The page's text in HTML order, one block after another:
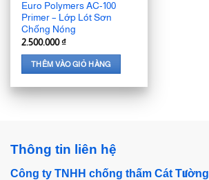
Euro Polymers AC-100
Primer – Lớp Lót Sơn
Chống Nóng
2.500.000₫
THÊM VÀO GIỎ HÀNG
Thông tin liên hệ
Công ty TNHH chống thấm Cát Tường